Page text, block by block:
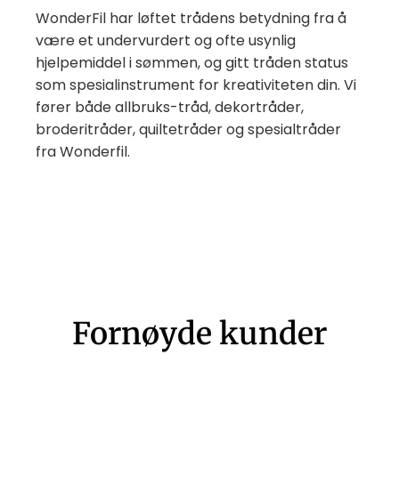
WonderFil har løftet trådens betydning fra å
være et undervurdert og ofte usynlig
hjelpemiddel i sømmen, og gitt tråden status
som spesialinstrument for kreativiteten din. Vi
fører både allbruks-tråd, dekortråder,
broderitråder, quiltetråder og spesialtråder
fra Wonderfil.
Fornøyde kunder